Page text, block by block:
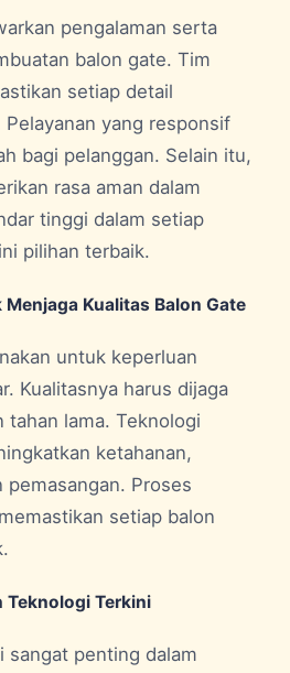
pengalaman serta
balon gate. Tim
setiap detail
yang responsif
bagi pelanggan. Selain itu,
rasa aman dalam
tinggi dalam setiap
pilihan terbaik.
Kualitas Balon Gate
untuk keperluan
Kualitasnya harus dijaga
tahan lama. Teknologi
ketahanan,
pemasangan. Proses
setiap balon
Teknologi Terkini
sangat penting dalam